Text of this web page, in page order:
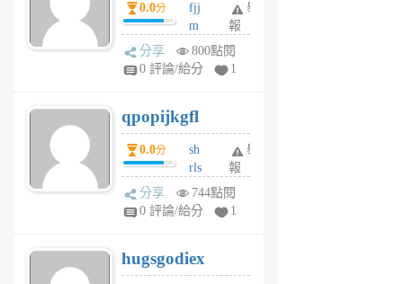
月
前
0.0分
fjj
m
w
rs
6
個
月
前
舉
報
分享
800點閱
0 評論/給分
1
qpopijkgfl
0.0分
sh
rls
k
m
6
個
舉
報
分享
744點閱
0 評論/給分
1
hugsgodiex